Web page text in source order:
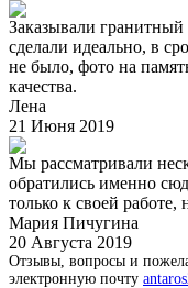
Заказывали
сделали идеально, в
не было, фото на
качества.
Лена
21 Июня 2019
Мы рассматривали
обратились именно
только к своей работе,
Мария Пичугина
20 Августа 2019
Отзывы, вопросы и
электронную почту